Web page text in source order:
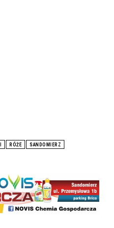
RÓŻE SANDOMIERZ